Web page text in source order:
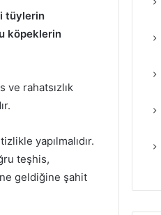
tüylerin
köpeklerin
rahatsızlık
yapılmalıdır.
teşhis,
geldiğine şahit